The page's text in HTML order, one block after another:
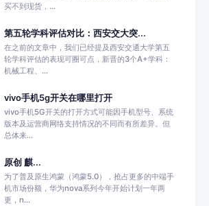
买不到现货，...
第五轮学科评估对比：西安交大突...
在之前的文章中，我们已经提及西安交通大学第五
轮学科评估的表现可圈可点，新晋的3个A+学科：
机械工程、...
vivo手机5g开关在哪里打开
vivo手机5G开关的打开方式可能因手机型号、系统
版本及运营商网络支持情况的不同而有所差异。但
总体来...
原创 麒...
为了普及原生鸿蒙（鸿蒙5.0），抢占更多的中端手
机市场份额，华为nova系列今年开始计划一年两
更，n...